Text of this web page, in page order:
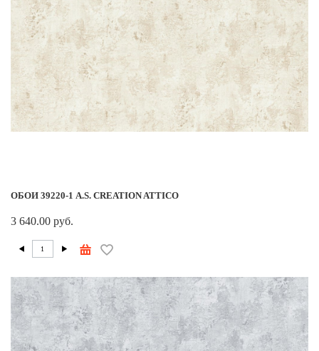
ОБОИ 39220-1 A.S. CREATION ATTICO
3 640.00 руб.